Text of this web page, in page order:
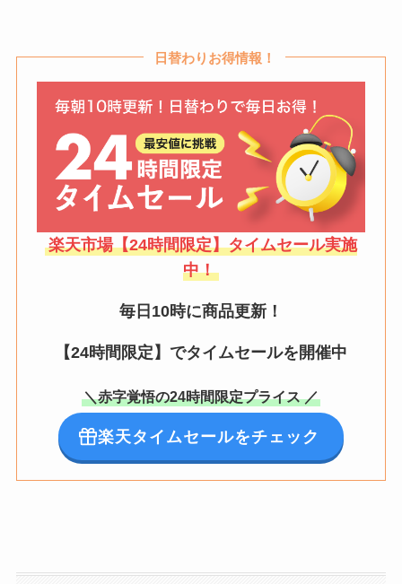
日替わりお得情報！
楽天市場【24時間限定】タイムセール実施
中！
毎日10時に商品更新！
【24時間限定】でタイムセールを開催中
＼赤字覚悟の24時間限定プライス ／
楽天タイムセールをチェック